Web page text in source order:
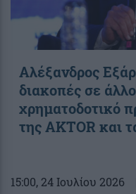
Αλέξανδρος
διακοπές σε
χρηματοδοτικό
της AKTOR και
15:00, 24 Ιουλίου 2026